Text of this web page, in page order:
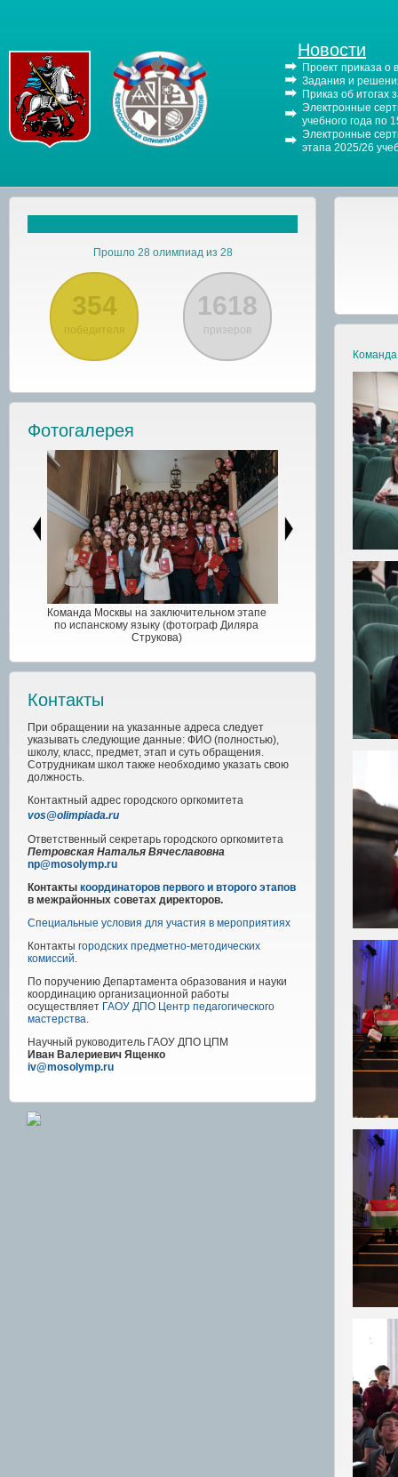
Новости
Проект приказа о
Задания и
Приказ об итогах
Электронные
учебного года по
Электронные
этапа 2025/26
Прошло 28 олимпиад из 28
354
победителя
1618
призеров
Фотогалерея
Команда Москвы на заключительном этапе
по испанскому языку (фотограф Диляра
Струкова)
Контакты
При обращении на указанные адреса следует
указывать следующие данные: ФИО (полностью),
школу, класс, предмет, этап и суть обращения.
Сотрудникам школ также необходимо указать свою
должность.
Контактный адрес городского оргкомитета
vos@olimpiada.ru
Ответственный секретарь городского оргкомитета
Петровская Наталья Вячеславовна
np@mosolymp.ru
Контакты координаторов первого и второго этапов
в межрайонных советах директоров.
Специальные условия для участия в мероприятиях
Контакты городских предметно-методических
комиссий.
По поручению Департамента образования и науки
координацию организационной работы
осуществляет ГАОУ ДПО Центр педагогического
мастерства.
Научный руководитель ГАОУ ДПО ЦПМ
Иван Валериевич Ященко
iv@mosolymp.ru